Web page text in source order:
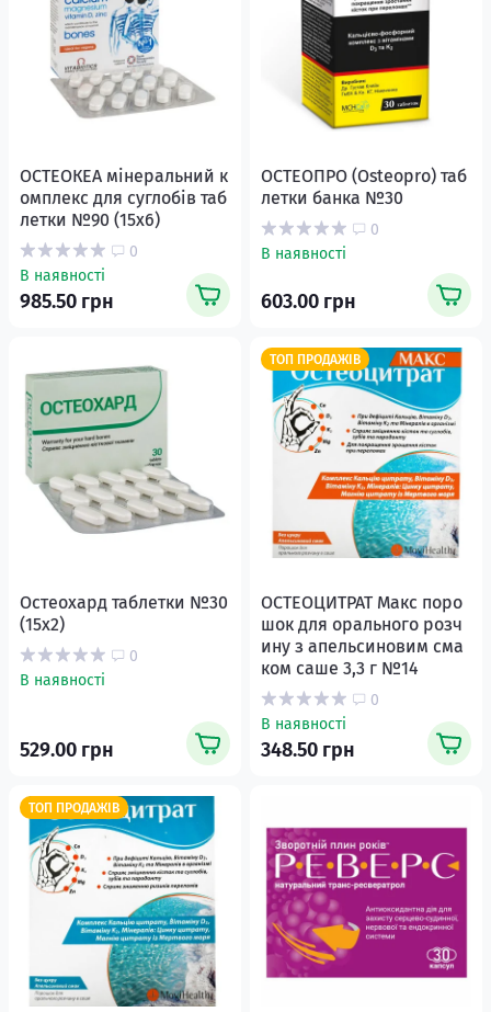
ОСТЕОКЕА мінеральний к
омплекс для суглобів таб
летки №90 (15х6)
0
В наявності
985.50 грн
ОСТЕОПРО (Osteopro) таб
летки банка №30
0
В наявності
603.00 грн
Остеохард таблетки №30
(15х2)
0
В наявності
529.00 грн
ТОП ПРОДАЖІВ
ОСТЕОЦИТРАТ Макс поро
шок для орального розч
ину з апельсиновим сма
ком саше 3,3 г №14
0
В наявності
348.50 грн
ТОП ПРОДАЖІВ